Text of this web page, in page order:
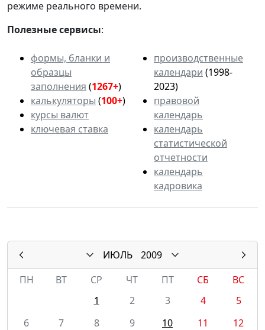
режиме реального времени.
Полезные сервисы:
формы, бланки и
образцы
заполнения (1267+)
калькуляторы (100+)
курсы валют
ключевая ставка
производственные
календари (1998-
2023)
правовой
календарь
календарь
статистической
отчетности
календарь
кадровика
ИЮЛЬ
2009
ПН
ВТ СР ЧТ ПТ СБ
ВС
1
2 3 4
5
6
7 8 9 10 11
12